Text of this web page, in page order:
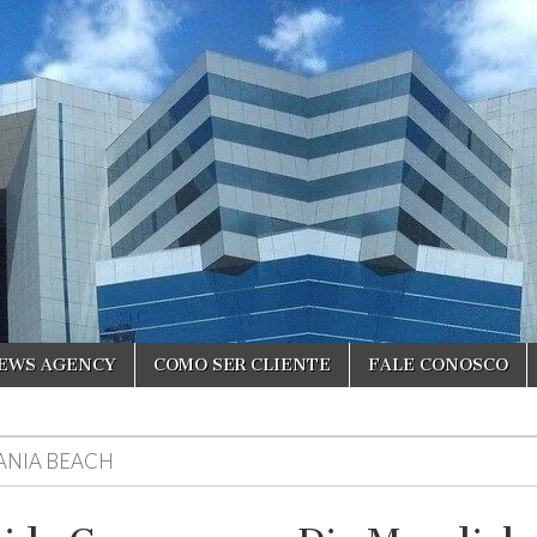
AGENCY COMO SER CLIENTE FALE CONOSCO
BEACH